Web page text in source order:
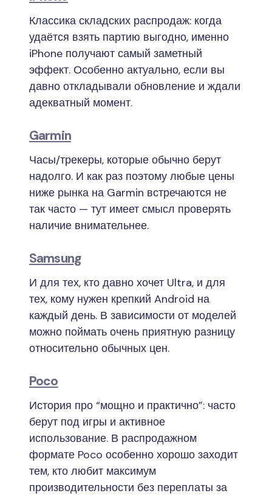
Классика складских распродаж: когда
удаётся взять партию выгодно, именно
iPhone получают самый заметный
эффект. Особенно актуально, если вы
давно откладывали обновление и ждали
адекватный момент.
Garmin
Часы/трекеры, которые обычно берут
надолго. И как раз поэтому любые цены
ниже рынка на Garmin встречаются не
так часто — тут имеет смысл проверять
наличие внимательнее.
Samsung
И для тех, кто давно хочет Ultra, и для
тех, кому нужен крепкий Android на
каждый день. В зависимости от моделей
можно поймать очень приятную разницу
относительно обычных цен.
Poco
История про “мощно и практично”: часто
берут под игры и активное
использование. В распродажном
формате Poco особенно хорошо заходит
тем, кто любит максимум
производительности без переплаты за